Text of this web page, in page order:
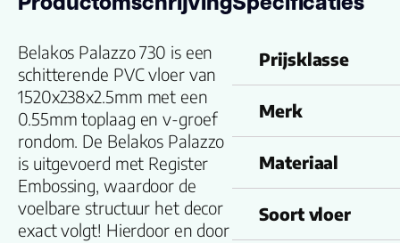
Belakos Palazzo 730 is een
schitterende PVC vloer van
1520x238x2.5mm met een
0.55mm toplaag en v-groef
rondom. De Belakos Palazzo
is uitgevoerd met Register
Embossing, waardoor de
voelbare structuur het decor
exact volgt! Hierdoor en door
Prijsklasse
Merk
Materiaal
Soort vloer